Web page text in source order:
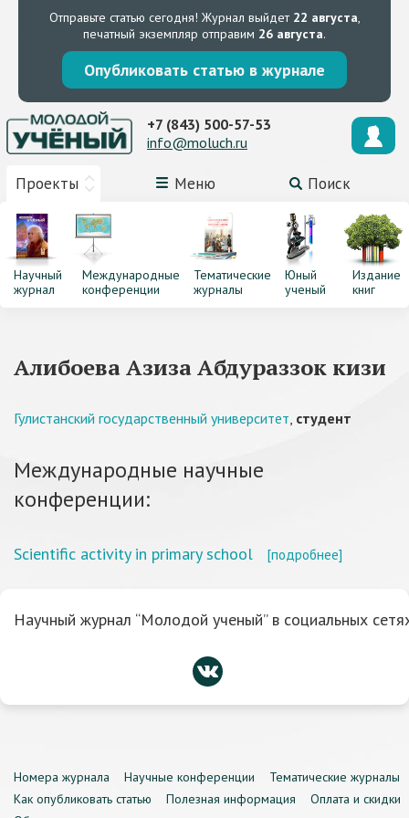
Отправьте статью сегодня! Журнал выйдет 22 августа,
печатный экземпляр отправим 26 августа.
Опубликовать статью в журнале
Проекты Меню Поиск
+7 (843) 500-57-53
info@moluch.ru
Научный
журнал
Международные
конференции
Тематические
журналы
Юный
ученый
Издание
книг
Алибоева Азиза Абдураззок кизи
Гулистанский государственный университет, студент
Международные научные
конференции:
Scientific activity in primary school [подробнее]
Научный журнал “Молодой ученый” в социальных
Номера журнала Научные конференции
Тематические журналы
Как опубликовать статью
Полезная информация
Оплата и скидки